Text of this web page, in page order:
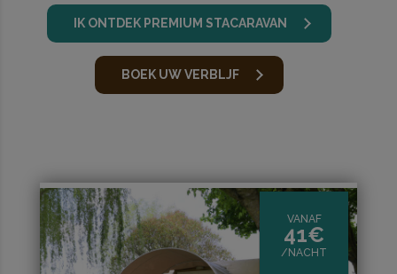
IK ONTDEK PREMIUM STACARAVAN
BOEK UW VERBLJF
VANAF
41€
/NACHT